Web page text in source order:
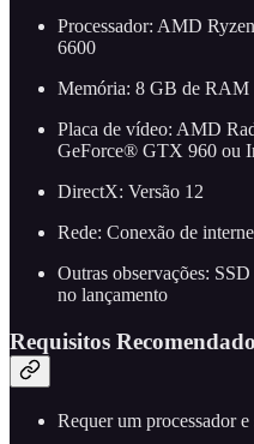
Processador: AMD
6600
Memória: 8 GB de RAM
Placa de vídeo: AMD
GeForce® GTX 960
DirectX: Versão 12
Rede: Conexão de
Outras observações:
no lançamento
Requisitos
Requer um processador